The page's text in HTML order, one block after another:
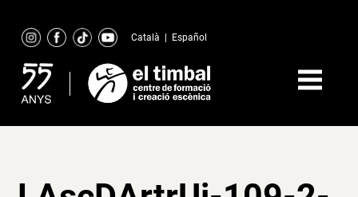
content
Català Español